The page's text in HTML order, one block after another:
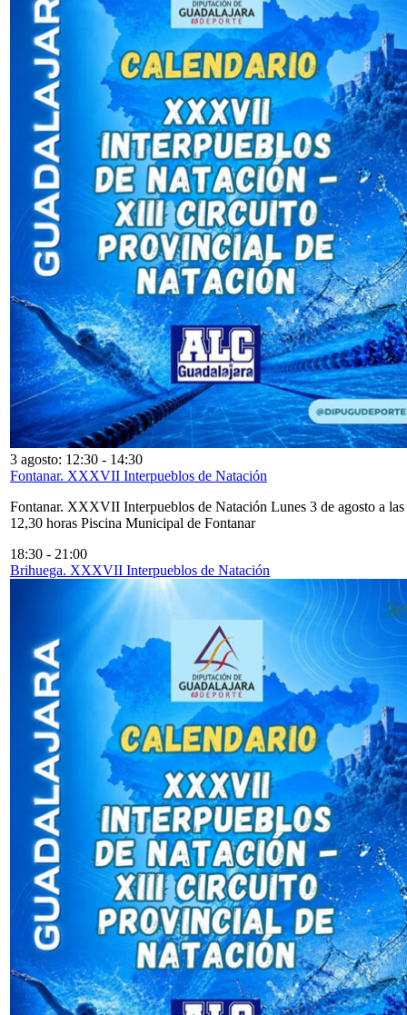
3 agosto: 12:30 - 14:30
Fontanar. XXXVII Interpueblos de Natación
Fontanar. XXXVII Interpueblos de Natación Lunes 3 de agosto a las
12,30 horas Piscina Municipal de Fontanar
18:30 - 21:00
Brihuega. XXXVII Interpueblos de Natación